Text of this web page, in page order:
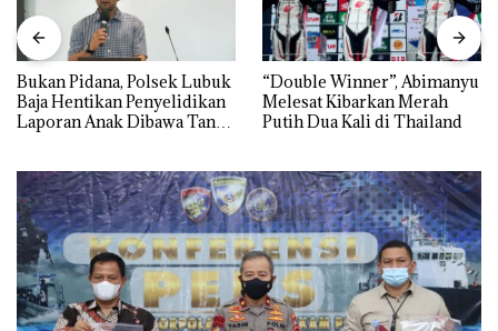
Bukan Pidana, Polsek Lubuk
Baja Hentikan Penyelidikan
Laporan Anak Dibawa Tanpa
“Double Winner”, Abimanyu
Melesat Kibarkan Merah
Putih Dua Kali di Thailand